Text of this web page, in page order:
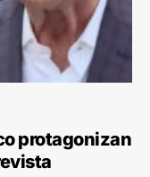
protagonizan